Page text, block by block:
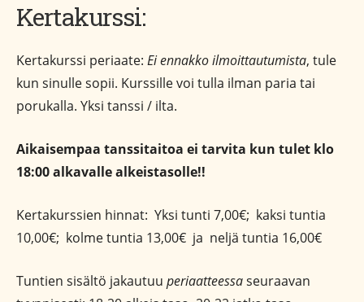
Kertakurssi:
Kertakurssi periaate: Ei ennakko ilmoittautumista, tule
kun sinulle sopii. Kurssille voi tulla ilman paria tai
porukalla. Yksi tanssi / ilta.
Aikaisempaa tanssitaitoa ei tarvita kun tulet klo
18:00 alkavalle alkeistasolle!!
Kertakurssien hinnat: Yksi tunti 7,00€; kaksi tuntia
10,00€; kolme tuntia 13,00€ ja neljä tuntia 16,00€
Tuntien sisältö jakautuu periaatteessaseuraavan